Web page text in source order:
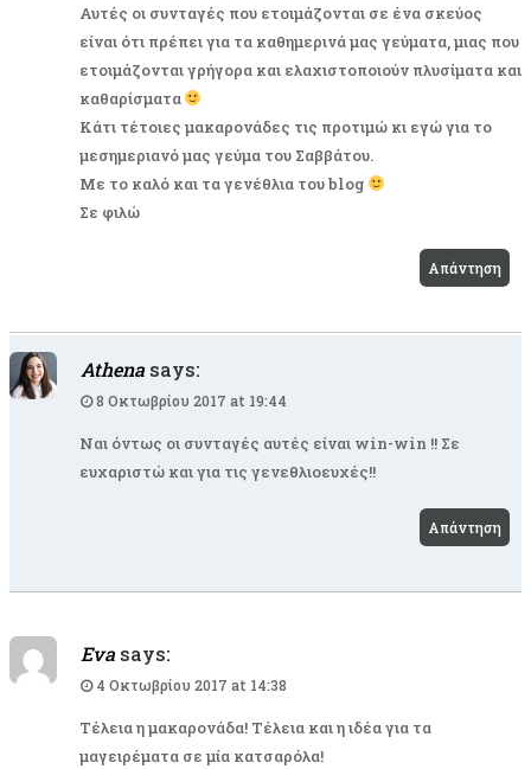
Αυτές οι συνταγές που ετοιμάζονται σε ένα σκεύος
είναι ότι πρέπει για τα καθημερινά μας γεύματα, μιας που
ετοιμάζονται γρήγορα και ελαχιστοποιούν πλυσίματα και
καθαρίσματα
Κάτι τέτοιες μακαρονάδες τις προτιμώ κι εγώ για το
μεσημεριανό μας γεύμα του Σαββάτου.
Με το καλό και τα γενέθλια του blog
Σε φιλώ
Απάντηση
Athena says:
8 Οκτωβρίου 2017 at 19:44
Ναι όντως οι συνταγές αυτές είναι win-win !! Σε
ευχαριστώ και για τις γενεθλιοευχές!!
Απάντηση
Eva says:
4 Οκτωβρίου 2017 at 14:38
Τέλεια η μακαρονάδα! Τέλεια και η ιδέα για τα
μαγειρέματα σε μία κατσαρόλα!